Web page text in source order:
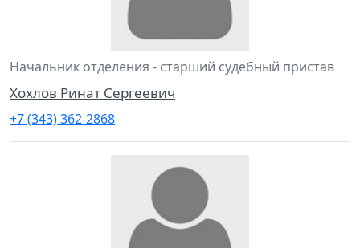
Начальник отделения - старший судебный пристав
Хохлов Ринат Сергеевич
+7 (343) 362-2868